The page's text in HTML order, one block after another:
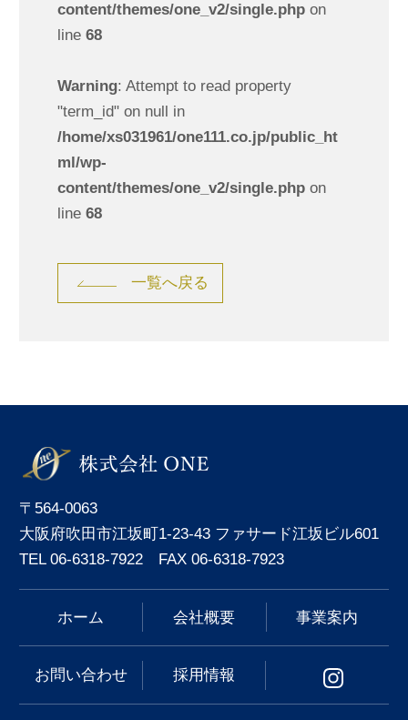
content/themes/one_v2/single.phpon
line 68
Warning: Attempt to read property
"term_id" on null in
/home/xs031961/one111.co.jp/public_ht
ml/wp-
content/themes/one_v2/single.phpon
line 68
一覧へ戻る
〒564-0063
大阪府吹田市江坂町1-23-43 ファサード江坂ビル601
TEL 06-6318-7922 FAX 06-6318-7923
ホーム 会社概要 事業案内
お問い合わせ 採用情報